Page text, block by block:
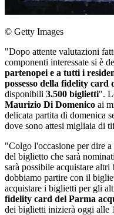
© Getty Images
"Dopo attente valutazioni
componenti interessate si è
partenopei e a tutti i
possesso della fidelity card
disponibili 3.500 biglietti".
Maurizio Di Domenico ai
delicata partita di domenica
dove sono attesi migliaia di
"Colgo l'occasione per dire
del biglietto che sarà
sarà possibile acquistare
dobbiamo partire con il
acquistare i biglietti per gli
fidelity card del Parma
dei biglietti inizierà oggi alle